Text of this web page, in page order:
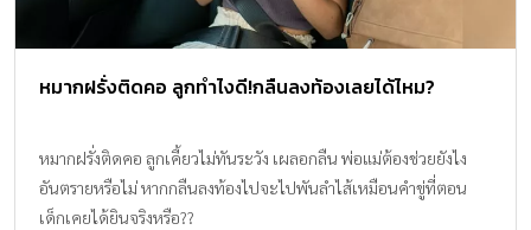
หมากฝรั่งติดคอ ลูกทำไงดี!กลืนลงท้องเลยได้ไหม?
หมากฝรั่งติดคอ ลูกเคี้ยวไม่ทันระวัง เผลอกลืน พ่อแม่ต้องช่วยยังไง
อันตรายหรือไม่ หากกลืนลงท้องไปจะไปพันลำไส้เหมือนคำขู่ที่ตอน
เด็กเคยได้ยินจริงหรือ??